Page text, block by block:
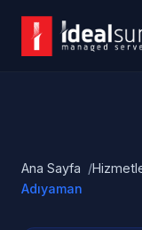
Ana Sayfa
Adıyaman